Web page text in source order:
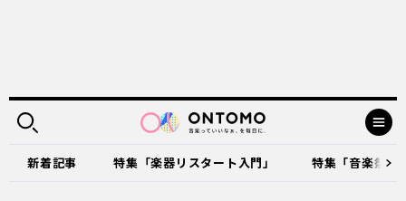
新着記事 特集「楽器リスタート入門」 特集「音楽祭